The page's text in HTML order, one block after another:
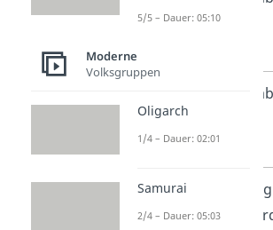
1975
durch
5/5 – Dauer: 05:10
Moderne
Volksgruppen
Oligarch
1/4 – Dauer: 02:01
Samurai
2/4 – Dauer: 05:03